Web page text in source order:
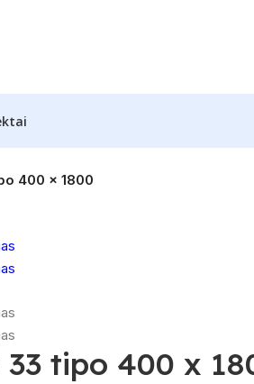
400 x 1800
tipo 400 x